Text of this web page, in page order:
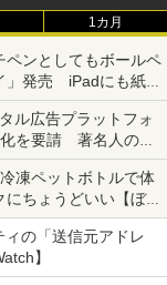
1カ月
ペンとしてもボールペ
」発売 iPadにも紙に
ル広告プラットフォ
を要請 著名人の写
して
凍ペットボトルで体
ちょうどいい【ぼっ
なにしてる？】
の「送信元アドレ
】